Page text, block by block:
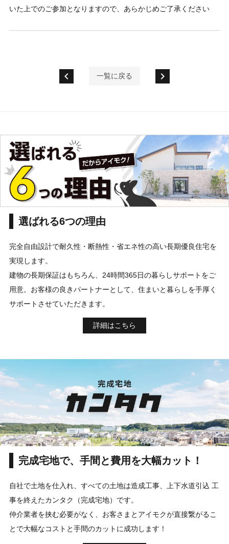
いた上でのご参加となりますので、あらかじめご了承ください
chevron_left 一覧に戻る chevron_right
選ばれる6つの理由
完全自由設計で耐久性・断熱性・省エネ性の高い長期優良住宅を
実現します。
建物の長期保証はもちろん、24時間365日の暮らしサポートをご
用意。お客様の良きパートナーとして、住まいと暮らしを手厚く
サポートさせていただきます。
詳細はこちら
完成宅地で、手間と費用を大幅カット！
自社で土地を仕入れ、すべての土地は造成工事、上下水道引込 工
事を終えたカンタク（完成宅地）です。
仲介業者を挟む必要がなく、お客さまとアイモクが直接繋がるこ
とで大幅なコストと手間のカットに成功します！